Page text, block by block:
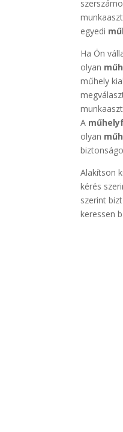
egyedi
Ha Ön
olyan
műhely
A
olyan
Alakítson
kérés
szerint
keressen